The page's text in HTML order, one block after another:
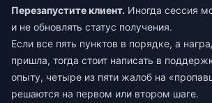
Перезапустите клиент. Иногда сессия
и не обновлять статус получения.
Если все пять пунктов в порядке, а
пришла, тогда стоит написать в
опыту, четыре из пяти жалоб на
решаются на первом или втором шаге.